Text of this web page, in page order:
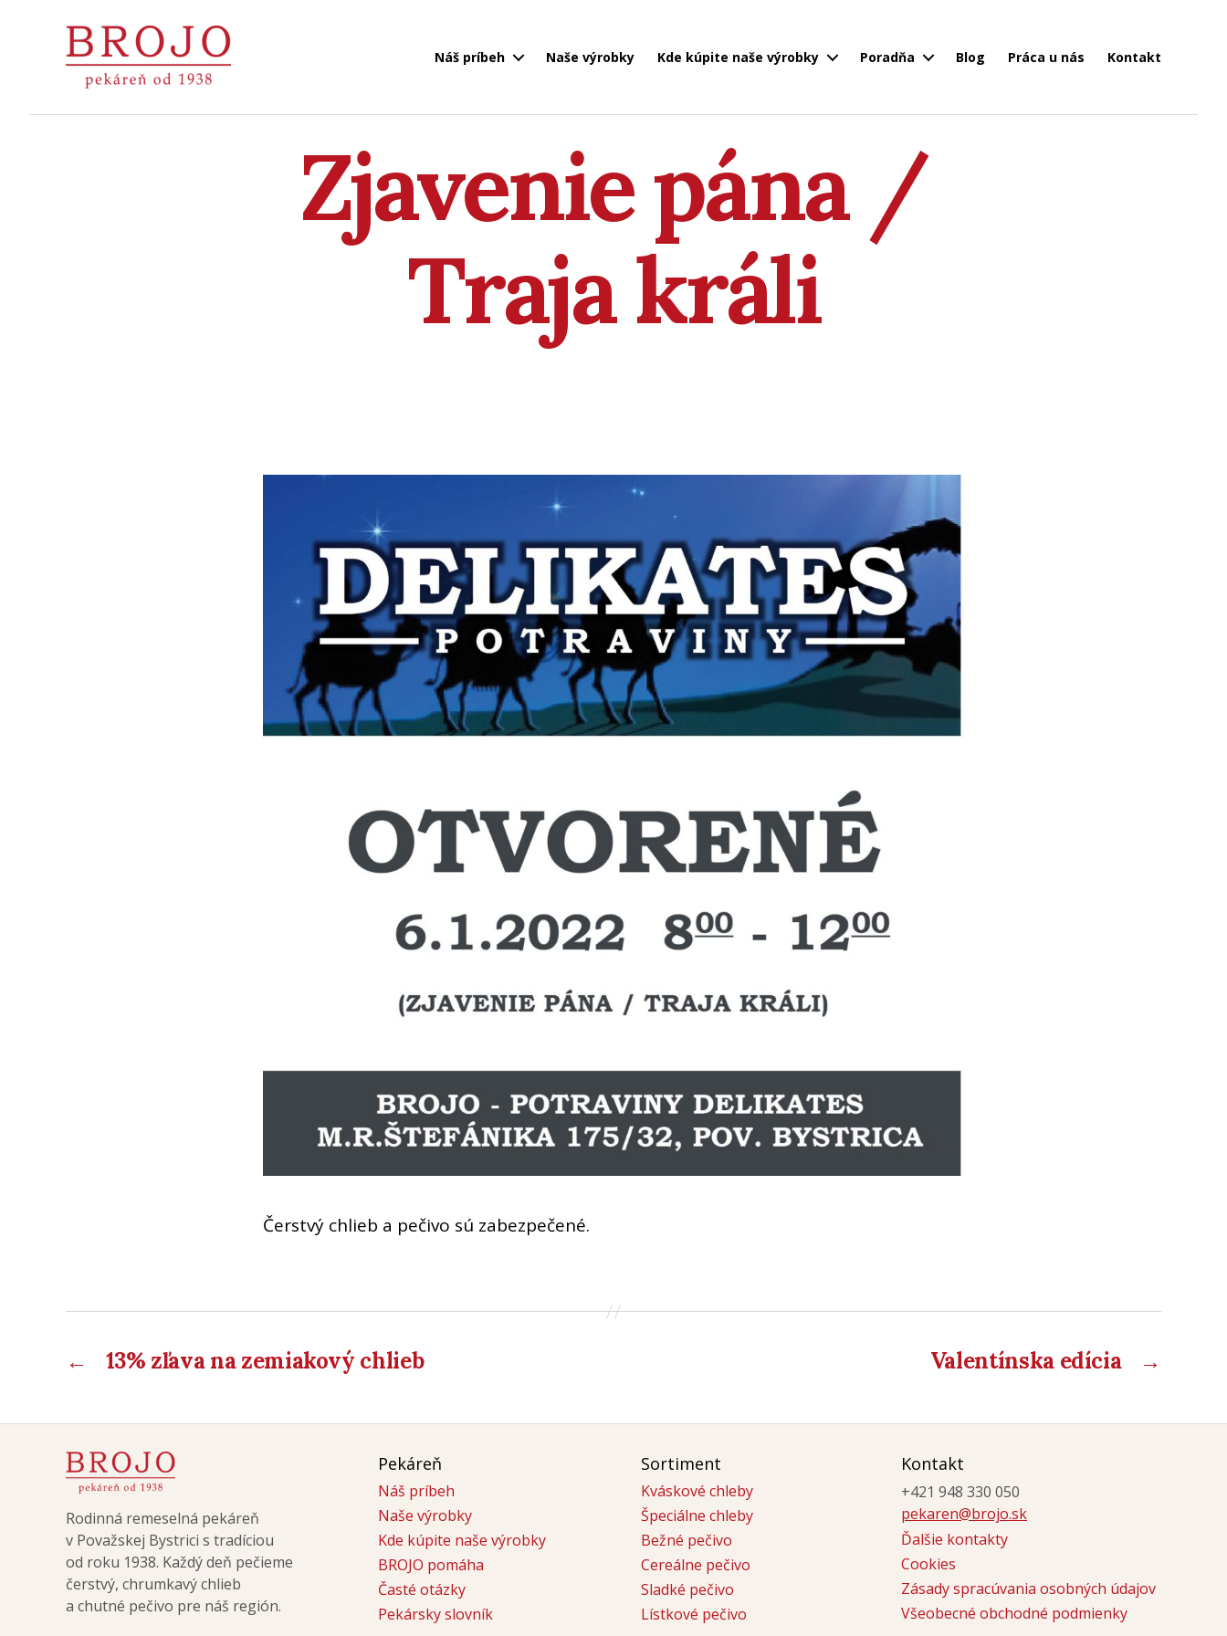
BROJO
Náš príbeh Naše výrobky Kde kúpite naše výrobky Poradňa Blog Práca u nás Kontakt
Zjavenie pána /
Traja králi
Čerstvý chlieb a pečivo sú zabezpečené.
← 13% zľava na zemiakový chlieb →
Valentínska edícia
Rodinná remeselná pekáreň
v Považskej Bystrici s tradíciou
od roku 1938. Každý deň pečieme
čerstvý, chrumkavý chlieb
a chutné pečivo pre náš región.
Pekáreň
Náš príbeh
Naše výrobky
Kde kúpite naše výrobky
BROJO pomáha
Časté otázky
Pekársky slovník
Sortiment
Kváskové chleby
Špeciálne chleby
Bežné pečivo
Cereálne pečivo
Sladké pečivo
Lístkové pečivo
Kontakt
+421 948 330 050
pekaren@brojo.sk
Ďalšie kontakty
Cookies
Zásady spracúvania osobných údajov
Všeobecné obchodné podmienky